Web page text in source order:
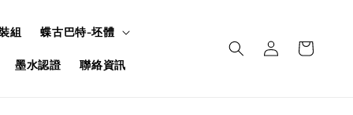
組
蝶古巴特-坯體
墨水認證 聯絡資訊